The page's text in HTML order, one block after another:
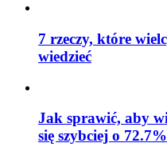
7 rzeczy, które
wiedzieć
Jak sprawić, aby
się szybciej o 72.7%